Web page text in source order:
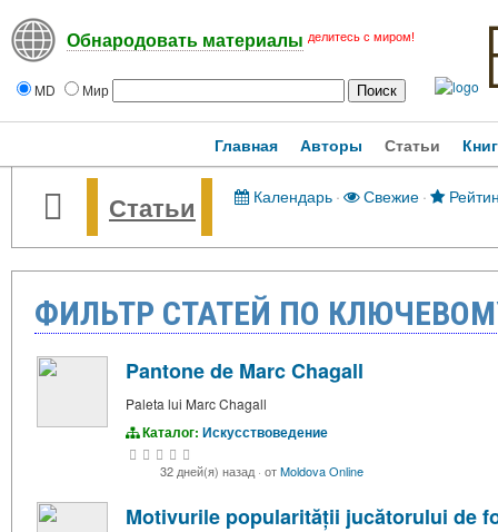
Обнародовать материалы делитесь с миром!
MD Мир
Главная Авторы Статьи
Статьи Календарь· Свежие·
ФИЛЬТР СТАТЕЙ ПО
Pantone de Marc Chagall
Paleta lui Marc Chagall
Каталог: Искусствоведение
32 дней(я) назад · отMoldova Online
Motivurile popularității jucătorului de